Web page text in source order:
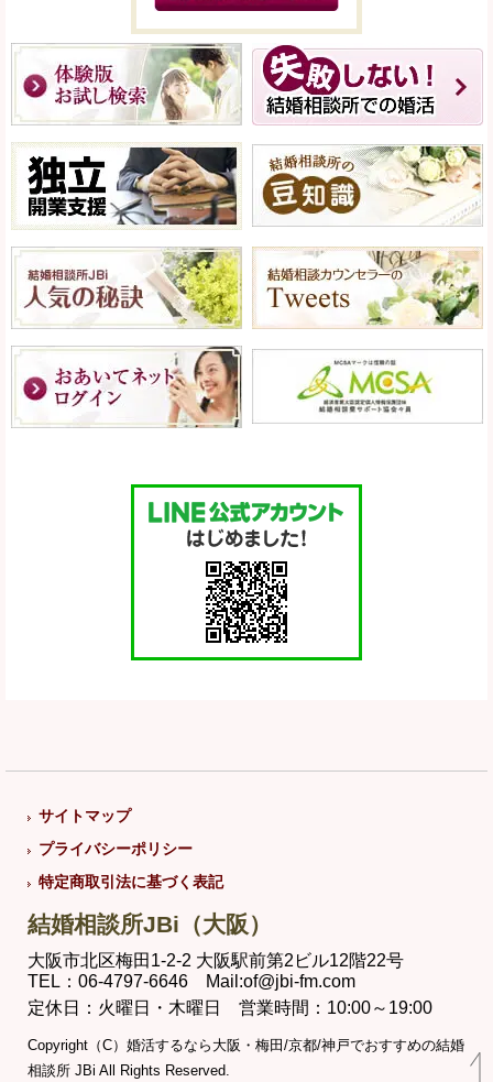
サイトマップ
プライバシーポリシー
特定商取引法に基づく表記
結婚相談所JBi（大阪）
大阪市北区梅田1-2-2 大阪駅前第2ビル12階22号
TEL：06-4797-6646 Mail:of@jbi-fm.com
定休日：火曜日・木曜日 営業時間：10:00～19:00
Copyright（C）婚活するなら大阪・梅田/京都/神戸でおすすめの結婚
相談所 JBi All Rights Reserved.